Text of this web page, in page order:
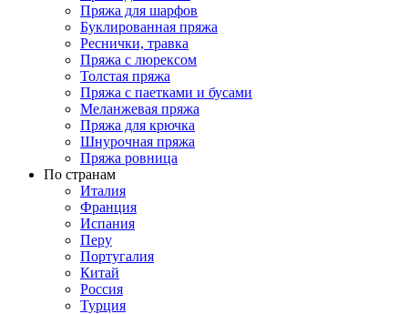
Пряжа для шарфов
Буклированная пряжа
Реснички, травка
Пряжа с люрексом
Толстая пряжа
Пряжа с паетками и бусами
Меланжевая пряжа
Пряжа для крючка
Шнурочная пряжа
Пряжа ровница
По странам
Италия
Франция
Испания
Перу
Португалия
Китай
Россия
Турция